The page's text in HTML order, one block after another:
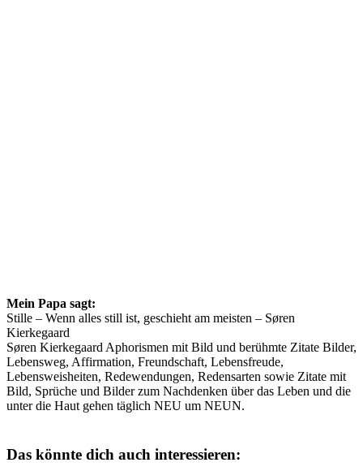
Mein Papa sagt:
Stille – Wenn alles still ist, geschieht am meisten – Søren
Kierkegaard
Søren Kierkegaard Aphorismen mit Bild und berühmte Zitate Bilder,
Lebensweg, Affirmation, Freundschaft, Lebensfreude,
Lebensweisheiten, Redewendungen, Redensarten sowie Zitate mit
Bild, Sprüche und Bilder zum Nachdenken über das Leben und die
unter die Haut gehen täglich NEU um NEUN.
Das könnte dich auch interessieren: